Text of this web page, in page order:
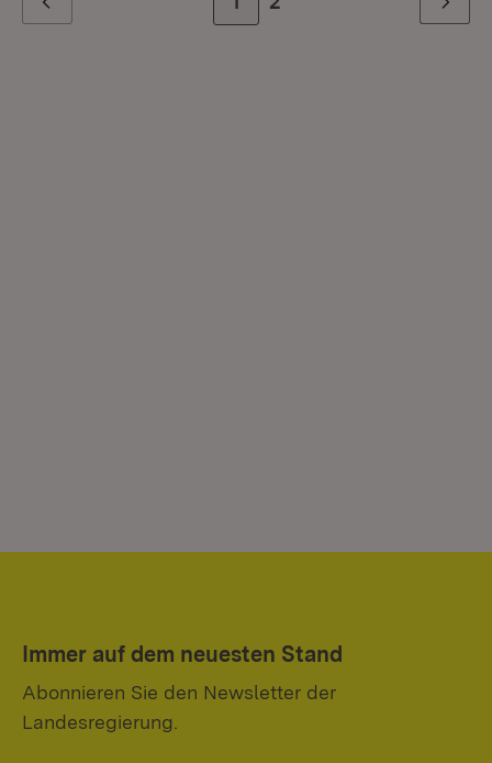
Weiter
Immer auf dem neuesten Stand
Abonnieren Sie den Newsletter der
Landesregierung.